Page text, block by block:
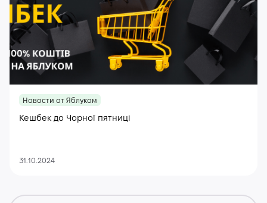
Новости от Яблуком
Кешбек до Чорної пятниці
31.10.2024